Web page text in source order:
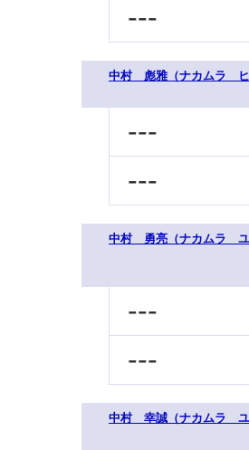
---
中村 彪雅（ナカムラ ヒ
---
---
中村 勇亮（ナカムラ ユ
---
---
中村 幸誠（ナカムラ ユ